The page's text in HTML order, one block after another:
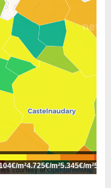
courtesy ofOpenStreetMap
m²4.725€/m²5.345€/m²